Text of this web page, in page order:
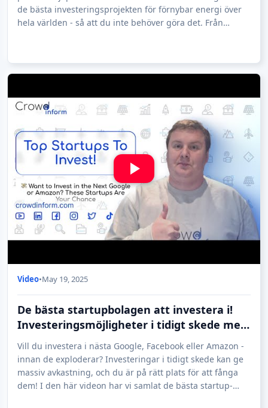
de bästa investeringsprojekten för förnybar energi över
hela världen - så att du inte behöver göra det. Från
Video•May 19, 2025
De bästa startupbolagen att investera i!
Investeringsmöjligheter i tidigt skede med
10X-100X avkastningspotential
Vill du investera i nästa Google, Facebook eller Amazon -
innan de exploderar? Investeringar i tidigt skede kan ge
massiv avkastning, och du är på rätt plats för att fånga
dem! I den här videon har vi samlat de bästa startup-